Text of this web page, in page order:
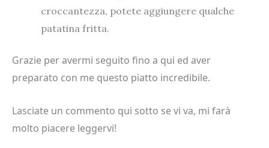
croccantezza, potete aggiungere qualche
patatina fritta.
Grazie per avermi seguito fino a qui ed aver
preparato con me questo piatto incredibile.
Lasciate un commento qui sotto se vi va, mi farà
molto piacere leggervi!